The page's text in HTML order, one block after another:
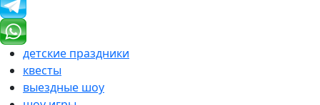
детские праздники
квесты
выездные шоу